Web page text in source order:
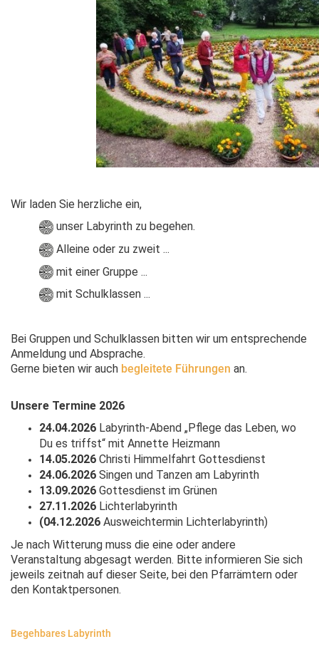
Wir laden Sie herzliche ein,
unser Labyrinth zu begehen.
Alleine oder zu zweit ...
mit einer Gruppe ...
mit Schulklassen ...
Bei Gruppen und Schulklassen bitten wir um entsprechende
Anmeldung und Absprache.
Gerne bieten wir auch begleitete Führungen an.
Unsere Termine 2026
24.04.2026 Labyrinth-Abend „Pflege das Leben, wo
Du es triffst“ mit Annette Heizmann
14.05.2026 Christi Himmelfahrt Gottesdienst
24.06.2026 Singen und Tanzen am Labyrinth
13.09.2026 Gottesdienst im Grünen
27.11.2026 Lichterlabyrinth
(04.12.2026 Ausweichtermin Lichterlabyrinth)
Je nach Witterung muss die eine oder andere
Veranstaltung abgesagt werden. Bitte informieren Sie sich
jeweils zeitnah auf dieser Seite, bei den Pfarrämtern oder
den Kontaktpersonen.
Begehbares Labyrinth